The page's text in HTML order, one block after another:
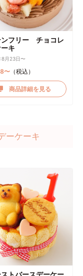
ンフリー チョコレ
キ
月23日〜
〜 （税込）
商品詳細を見る
ーケーキ
トバースデーケー